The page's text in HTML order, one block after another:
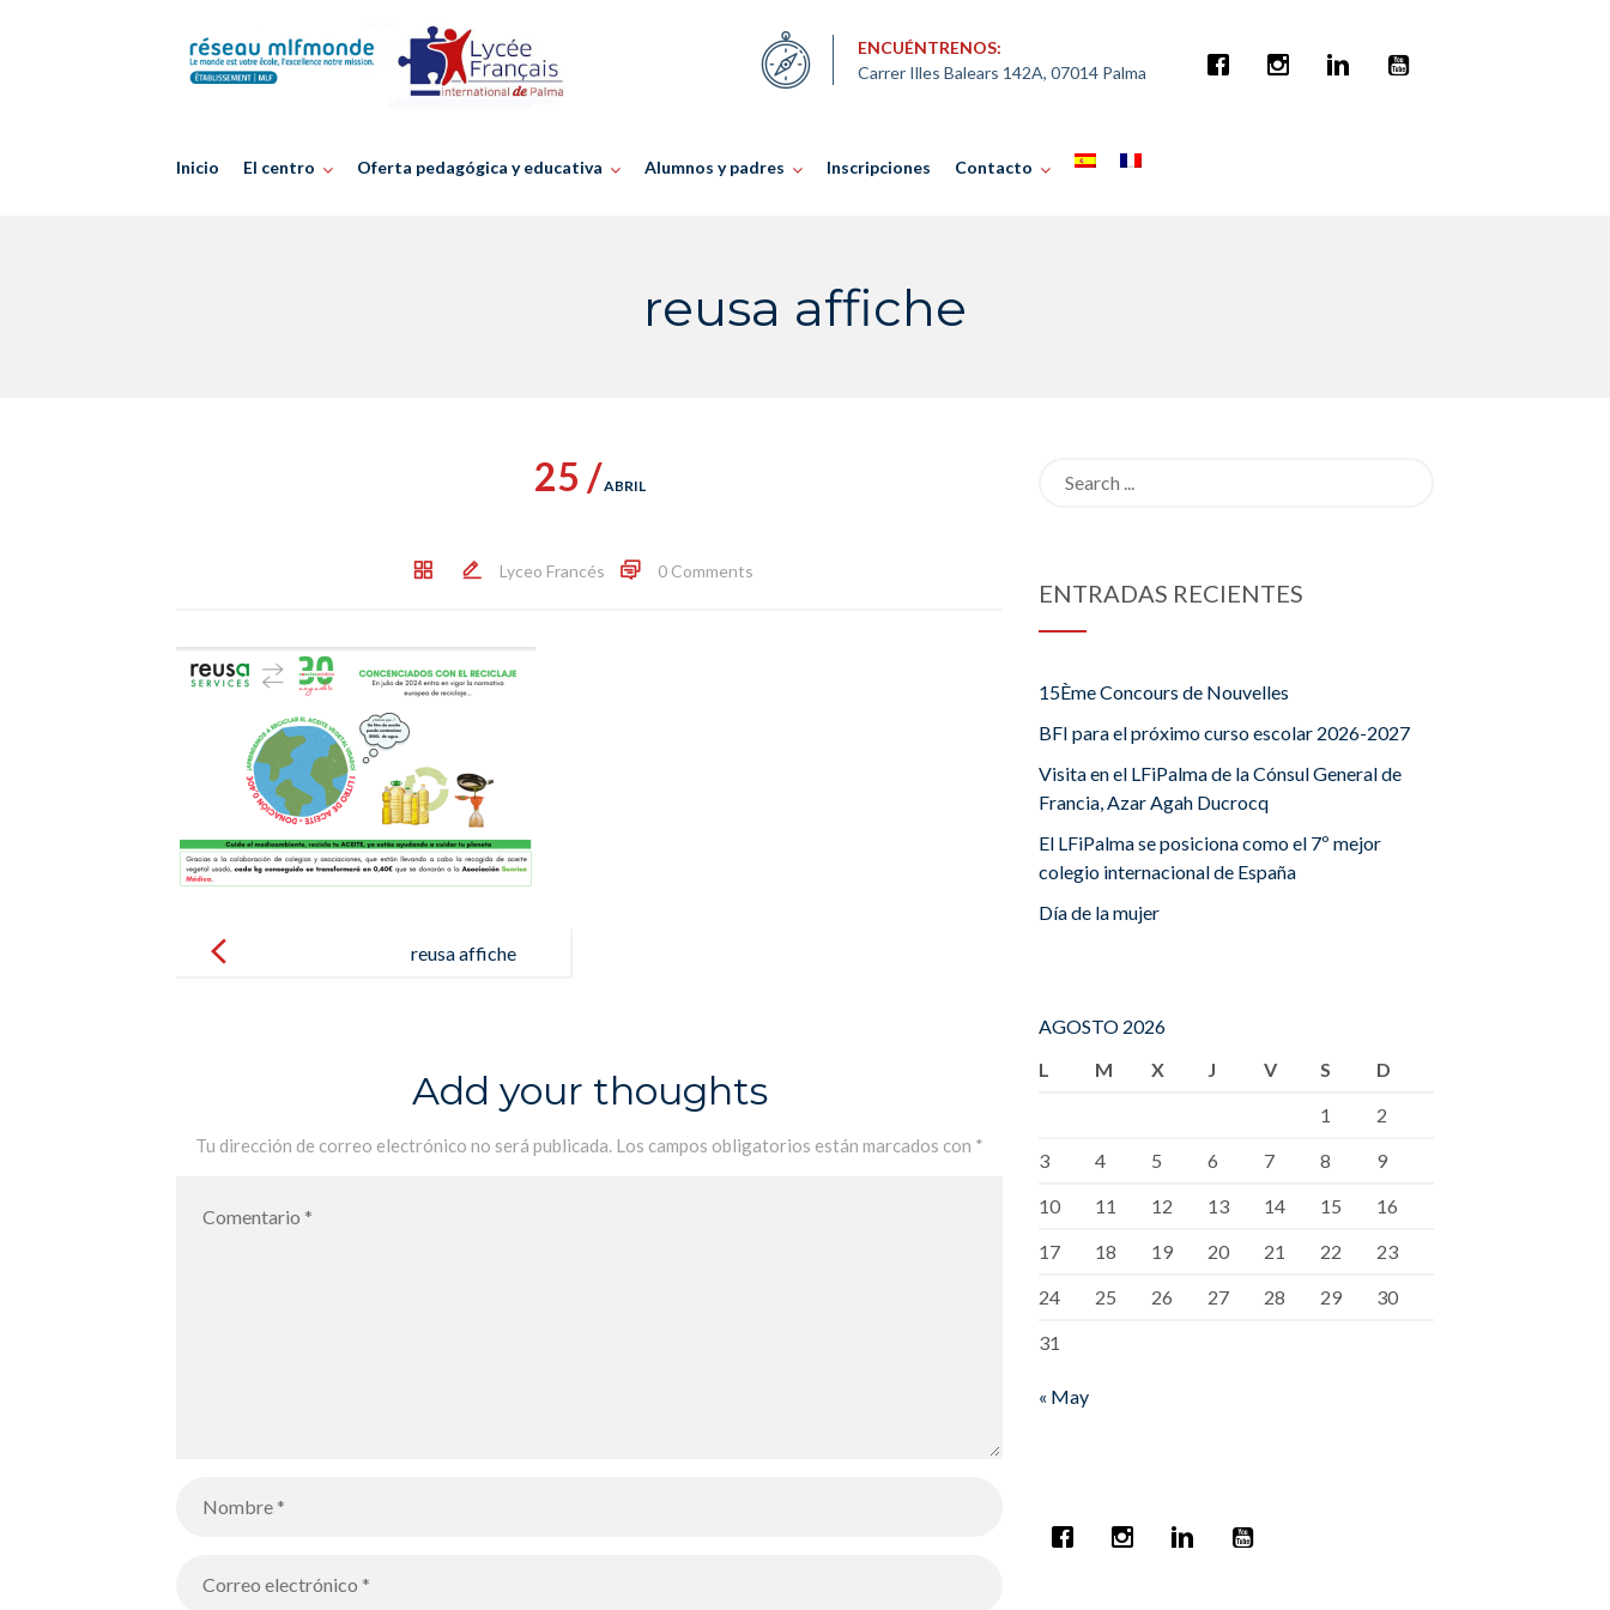
ENCUÉNTRENOS:
Carrer Illes Balears 142A, 07014 Palma
Inicio El centro Oferta pedagógica y educativa Alumnos y padres Inscripciones Contacto
reusa affiche
25 /ABRIL
Lyceo Francés 0 Comments
navigation
reusa affiche
Add your thoughts
Tu dirección de correo electrónico no será publicada. Los campos obligatorios están marcados con *
ENTRADAS RECIENTES
15Ème Concours de Nouvelles
BFI para el próximo curso escolar 2026-2027
Visita en el LFiPalma de la Cónsul General de
Francia, Azar Agah Ducrocq
El LFiPalma se posiciona como el 7º mejor
colegio internacional de España
Día de la mujer
AGOSTO 2026
L
M X J V S
D
1
2
3
4 5 6 7 8
9
10
11 12 13 14 15
16
17
18 19 20 21 22
23
24
25 26 27 28 29
30
31
« May